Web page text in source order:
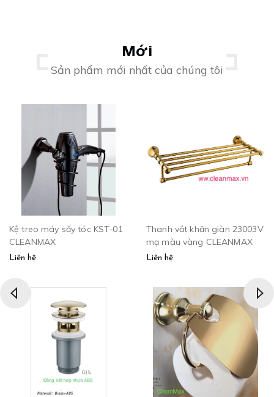
Mới
Sản phẩm mới nhất của chúng tôi
Kệ treo máy sấy tóc KST-01
CLEANMAX
Liên hệ
Thanh vắt khăn giàn 23003V
mạ màu vàng CLEANMAX
Liên hệ